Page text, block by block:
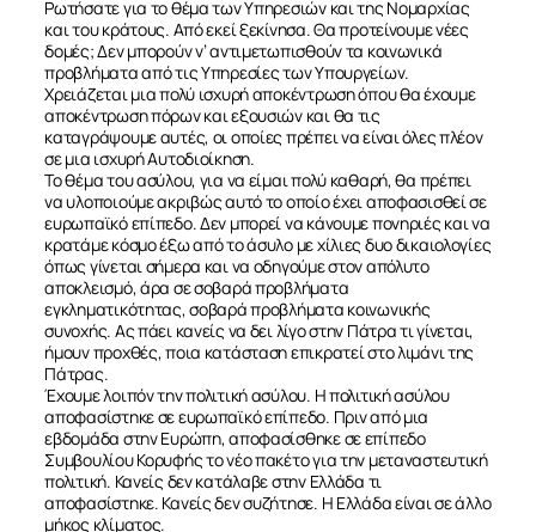
Ρωτήσατε για το θέμα των Υπηρεσιών και της Νομαρχίας
και του κράτους. Από εκεί ξεκίνησα. Θα προτείνουμε νέες
δομές; Δεν μπορούν ν’ αντιμετωπισθούν τα κοινωνικά
προβλήματα από τις Υπηρεσίες των Υπουργείων.
Χρειάζεται μια πολύ ισχυρή αποκέντρωση όπου θα έχουμε
αποκέντρωση πόρων και εξουσιών και θα τις
καταγράψουμε αυτές, οι οποίες πρέπει να είναι όλες πλέον
σε μια ισχυρή Αυτοδιοίκηση.
Το θέμα του ασύλου, για να είμαι πολύ καθαρή, θα πρέπει
να υλοποιούμε ακριβώς αυτό το οποίο έχει αποφασισθεί σε
ευρωπαϊκό επίπεδο. Δεν μπορεί να κάνουμε πονηριές και να
κρατάμε κόσμο έξω από το άσυλο με χίλιες δυο δικαιολογίες
όπως γίνεται σήμερα και να οδηγούμε στον απόλυτο
αποκλεισμό, άρα σε σοβαρά προβλήματα
εγκληματικότητας, σοβαρά προβλήματα κοινωνικής
συνοχής. Ας πάει κανείς να δει λίγο στην Πάτρα τι γίνεται,
ήμουν προχθές, ποια κατάσταση επικρατεί στο λιμάνι της
Πάτρας.
Έχουμε λοιπόν την πολιτική ασύλου. Η πολιτική ασύλου
αποφασίστηκε σε ευρωπαϊκό επίπεδο. Πριν από μια
εβδομάδα στην Ευρώπη, αποφασίσθηκε σε επίπεδο
Συμβουλίου Κορυφής το νέο πακέτο για την μεταναστευτική
πολιτική. Κανείς δεν κατάλαβε στην Ελλάδα τι
αποφασίστηκε. Κανείς δεν συζήτησε. Η Ελλάδα είναι σε άλλο
μήκος κλίματος.